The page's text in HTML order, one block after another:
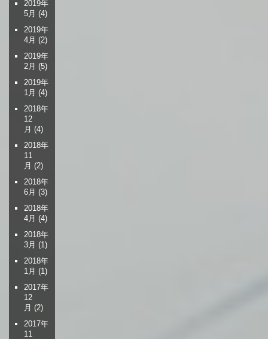
2019年
5月 (4)
2019年
4月 (2)
2019年
2月 (5)
2019年
1月 (4)
2018年
12
月 (4)
2018年
11
月 (2)
2018年
6月 (3)
2018年
4月 (4)
2018年
3月 (1)
2018年
1月 (1)
2017年
12
月 (2)
2017年
11